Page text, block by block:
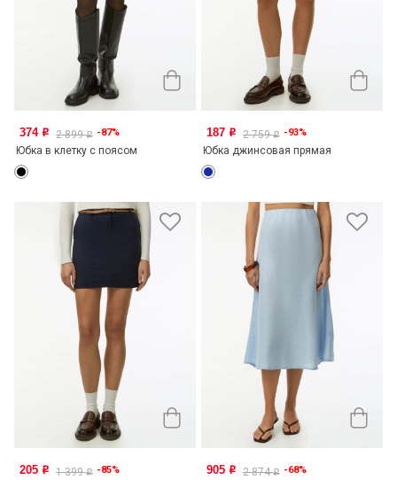
374 o 2 899o -87%
Юбка в клетку с поясом
187 o 2 759o -93%
Юбка джинсовая прямая
205 o 1 399o -85% 905 o 2 874o -68%